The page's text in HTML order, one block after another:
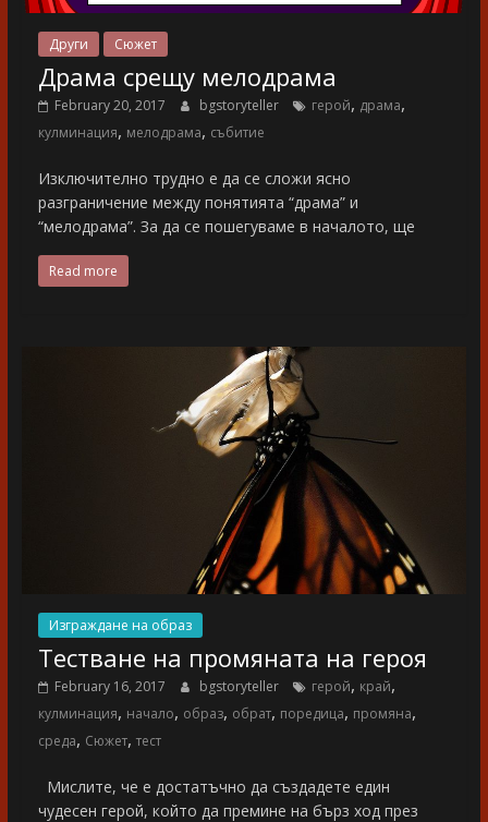
Други Сюжет
Драма срещу мелодрама
February 20, 2017 bgstoryteller герой, драма,
кулминация, мелодрама, събитие
Изключително трудно е да се сложи ясно
разграничение между понятията “драма” и
“мелодрама”. За да се пошегуваме в началото, ще
Read more
Изграждане на образ
Тестване на промяната на героя
February 16, 2017 bgstoryteller герой, край,
кулминация, начало, образ, обрат, поредица, промяна,
среда, Сюжет, тест
Мислите, че е достатъчно да създадете един
чудесен герой, който да премине на бърз ход през